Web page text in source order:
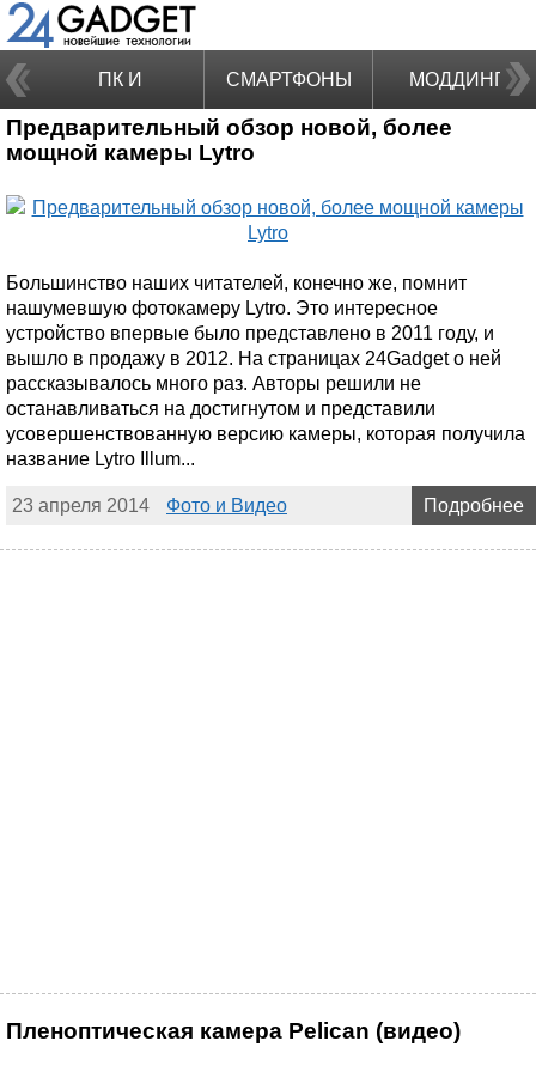
ПК И
НОУТБУКИ
СМАРТФОНЫ МОДДИНГ
Предварительный обзор новой, более
мощной камеры Lytro
Большинство наших читателей, конечно же, помнит
нашумевшую фотокамеру Lytro. Это интересное
устройство впервые было представлено в 2011 году, и
вышло в продажу в 2012. На страницах 24Gadget о ней
рассказывалось много раз. Авторы решили не
останавливаться на достигнутом и представили
усовершенствованную версию камеры, которая получила
название Lytro Illum...
23 апреля 2014 Фото и Видео Подробнее
Пленоптическая камера Pelican (видео)